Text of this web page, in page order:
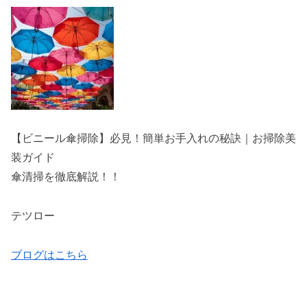
【ビニール傘掃除】必見！簡単お手入れの秘訣｜お掃除美
装ガイド
傘清掃を徹底解説！！
テツロー
ブログはこちら